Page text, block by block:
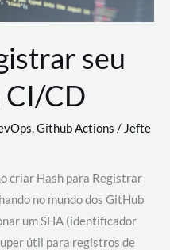
seu
CD
,Github Actions /Jefte
criar Hash para Registrar
no mundo dos GitHub
um SHA (identificador
útil para registros de